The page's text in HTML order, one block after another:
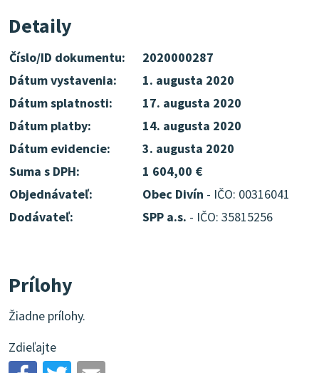
Detaily
Číslo/ID dokumentu:
2020000287
Dátum vystavenia:
1. augusta 2020
Dátum splatnosti:
17. augusta 2020
Dátum platby:
14. augusta 2020
Dátum evidencie:
3. augusta 2020
Suma s DPH:
1 604,00 €
Objednávateľ:
Obec Divín - IČO: 00316041
Dodávateľ:
SPP a.s. - IČO: 35815256
Prílohy
Žiadne prílohy.
Zdieľajte